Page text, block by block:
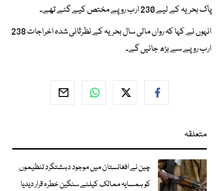
پاک بحریہ کے لیے 230 ارب روپے مختص کیے گئے تھے۔
انہوں نے کہا کہ رواں مالی سال بحریہ کے نظرثانی شدہ اخراجات 238
ارب روپے سے بڑھ جائیں گے۔
متعلقہ
چین نے افغانستان میں موجود دہشتگرد تنظیموں
کو ہمسایہ ممالک کیلئے سنگین خطرہ قرار دیدیا